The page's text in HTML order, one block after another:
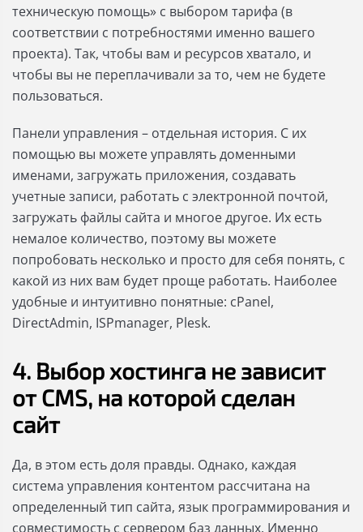
техническую помощь» с выбором тарифа (в
соответствии с потребностями именно вашего
проекта). Так, чтобы вам и ресурсов хватало, и
чтобы вы не переплачивали за то, чем не будете
пользоваться.
Панели управления – отдельная история. С их
помощью вы можете управлять доменными
именами, загружать приложения, создавать
учетные записи, работать с электронной почтой,
загружать файлы сайта и многое другое. Их есть
немалое количество, поэтому вы можете
попробовать несколько и просто для себя понять, с
какой из них вам будет проще работать. Наиболее
удобные и интуитивно понятные: сPanel,
DirectAdmin, ISPmanager, Plesk.
4. Выбор хостинга не зависит
от CMS, на которой сделан
сайт
Да, в этом есть доля правды. Однако, каждая
система управления контентом рассчитана на
определенный тип сайта, язык программирования и
совместимость с сервером баз данных. Именно